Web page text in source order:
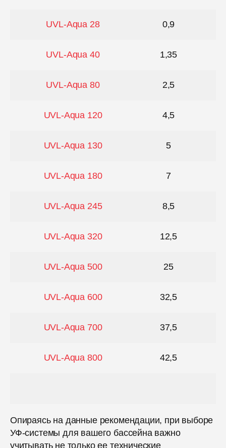
UVL-Aqua 28 0,9
UVL-Aqua 40 1,35
UVL-Aqua 80 2,5
UVL-Aqua 120 4,5
UVL-Aqua 130 5
UVL-Aqua 180 7
UVL-Aqua 245 8,5
UVL-Aqua 320 12,5
UVL-Aqua 500 25
UVL-Aqua 600 32,5
UVL-Aqua 700 37,5
UVL-Aqua 800 42,5
Опираясь на данные рекомендации, при выборе
УФ-системы для вашего бассейна важно
учитывать не только ее технические